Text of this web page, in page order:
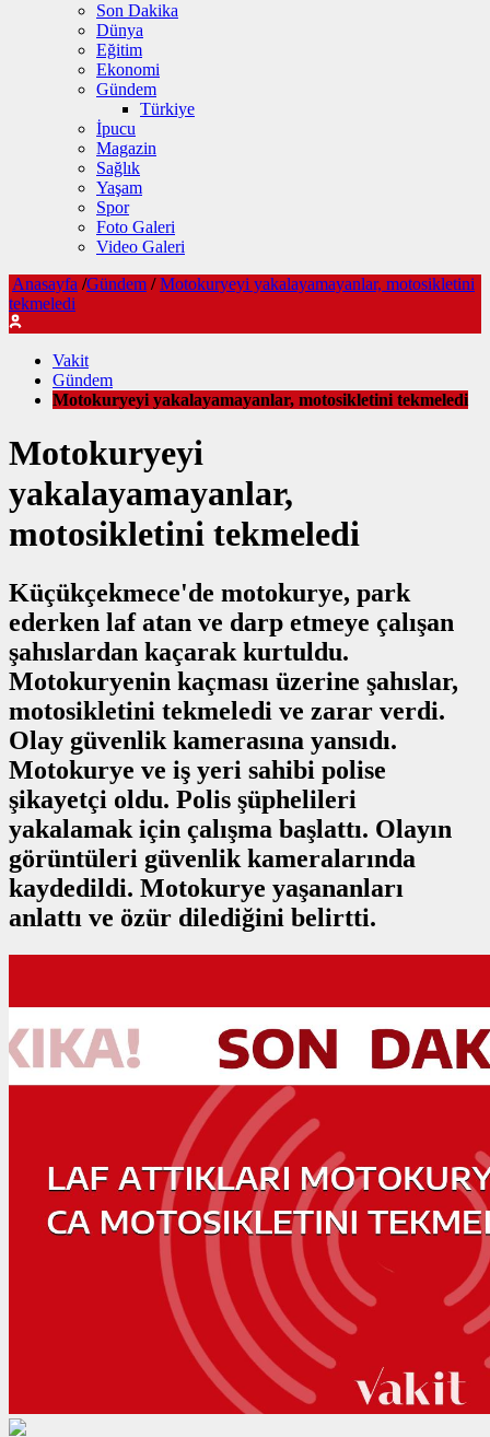
Son Dakika
Dünya
Eğitim
Ekonomi
Gündem
Türkiye
İpucu
Magazin
Sağlık
Yaşam
Spor
Foto Galeri
Video Galeri
Anasayfa /Gündem / Motokuryeyi yakalayamayanlar, motosikletini
tekmeledi
Vakit
Gündem
Motokuryeyi yakalayamayanlar, motosikletini tekmeledi
Motokuryeyi
yakalayamayanlar,
motosikletini tekmeledi
Küçükçekmece'de motokurye, park
ederken laf atan ve darp etmeye çalışan
şahıslardan kaçarak kurtuldu.
Motokuryenin kaçması üzerine şahıslar,
motosikletini tekmeledi ve zarar verdi.
Olay güvenlik kamerasına yansıdı.
Motokurye ve iş yeri sahibi polise
şikayetçi oldu. Polis şüphelileri
yakalamak için çalışma başlattı. Olayın
görüntüleri güvenlik kameralarında
kaydedildi. Motokurye yaşananları
anlattı ve özür dilediğini belirtti.